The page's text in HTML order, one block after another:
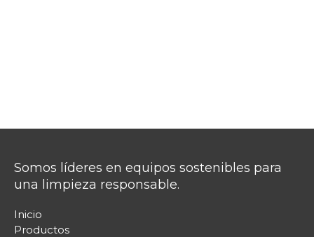
Somos líderes en equipos sostenibles para
una limpieza responsable.
Inicio
Productos